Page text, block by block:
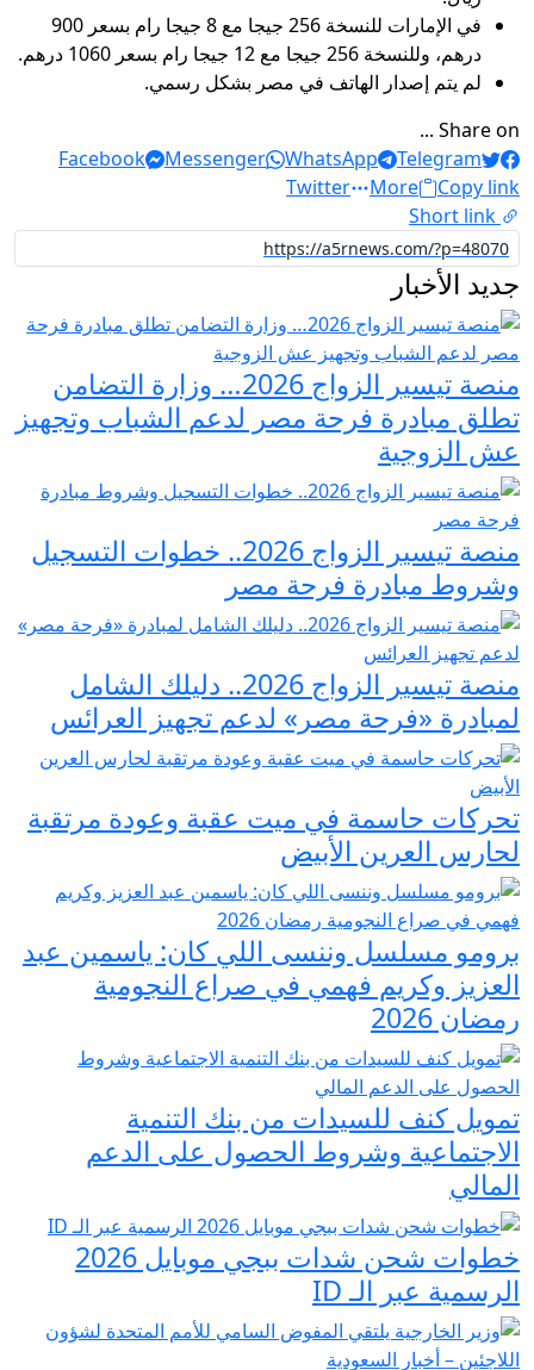
في الإمارات للنسخة 256 جيجا مع 8 جيجا رام بسعر 900
درهم، وللنسخة 256 جيجا مع 12 جيجا رام بسعر 1060 درهم.
لم يتم إصدار الهاتف في مصر بشكل رسمي.
Share on ...
Facebook
Messenger WhatsApp
Telegram
Twitter
More
Copy link
Short link
جديد الأخبار
منصة تيسير الزواج 2026… وزارة التضامن
تطلق مبادرة فرحة مصر لدعم الشباب وتجهيز
عش الزوجية
منصة تيسير الزواج 2026.. خطوات التسجيل
وشروط مبادرة فرحة مصر
منصة تيسير الزواج 2026.. دليلك الشامل
لمبادرة «فرحة مصر» لدعم تجهيز العرائس
تحركات حاسمة في ميت عقبة وعودة مرتقبة
لحارس العرين الأبيض
برومو مسلسل وننسى اللي كان: ياسمين عبد
العزيز وكريم فهمي في صراع النجومية
رمضان 2026
تمويل كنف للسيدات من بنك التنمية
الاجتماعية وشروط الحصول على الدعم
المالي
خطوات شحن شدات ببجي موبايل 2026
الرسمية عبر الـ ID